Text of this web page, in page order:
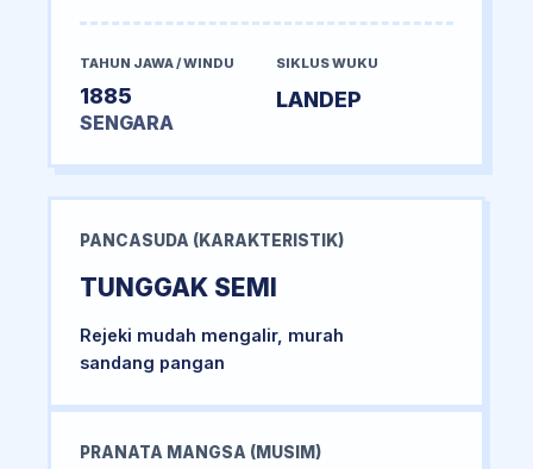
TAHUN JAWA / WINDU
1885
SENGARA
SIKLUS WUKU
LANDEP
PANCASUDA (KARAKTERISTIK)
TUNGGAK SEMI
Rejeki mudah mengalir, murah
sandang pangan
PRANATA MANGSA (MUSIM)